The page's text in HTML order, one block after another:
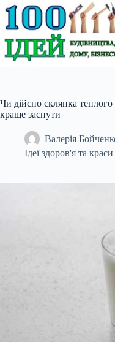
Перейти
до
вмісту
Чи дійсно склянка
краще заснути
Валерія
Ідеї здоров'я та краси